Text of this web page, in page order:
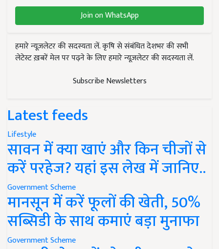
Join on WhatsApp
हमारे न्यूज़लेटर की सदस्यता लें. कृषि से संबंधित देशभर की सभी
लेटेस्ट ख़बरें मेल पर पढ़ने के लिए हमारे न्यूज़लेटर की सदस्यता लें.
Subscribe Newsletters
Latest feeds
Lifestyle
सावन में क्या खाएं और किन चीजों से
करें परहेज? यहां इस लेख में जानिए..
Government Scheme
मानसून में करें फूलों की खेती, 50%
सब्सिडी के साथ कमाएं बड़ा मुनाफा
Government Scheme